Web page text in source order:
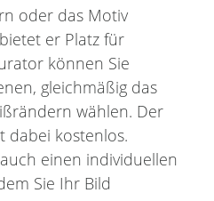
oder das Motiv
er Platz für
können Sie
gleichmäßig das
wählen. Der
dabei kostenlos.
einen individuellen
Sie Ihr Bild